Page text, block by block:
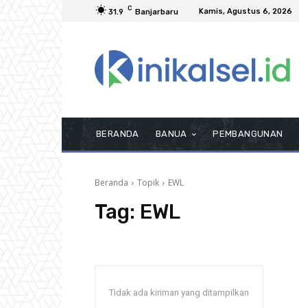
31.9 C Banjarbaru Kamis, Agustus 6, 2026
BERANDA BANUA PEMBANGUNAN
Beranda Topik EWL
Tag: EWL
Tidak ada kiriman yang ditampilkan